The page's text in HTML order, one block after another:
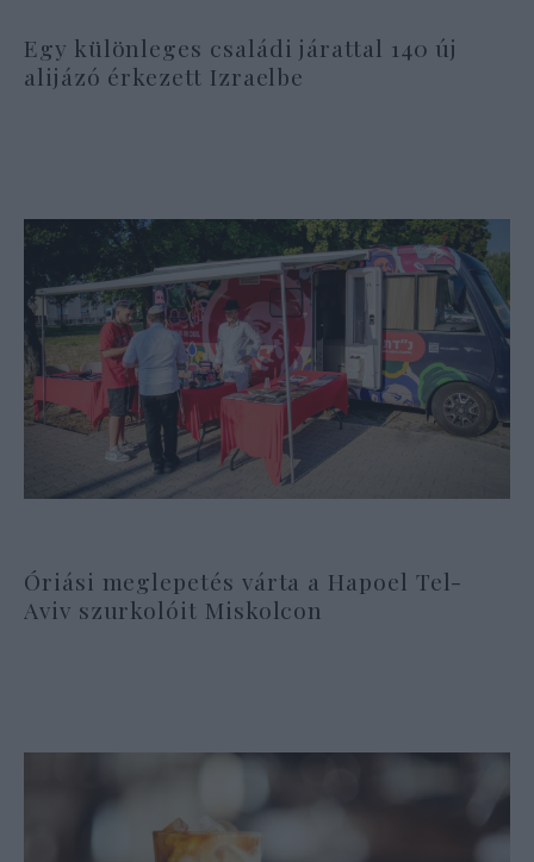
Egy különleges családi járattal 140 új
alijázó érkezett Izraelbe
Óriási meglepetés várta a Hapoel Tel-
Aviv szurkolóit Miskolcon